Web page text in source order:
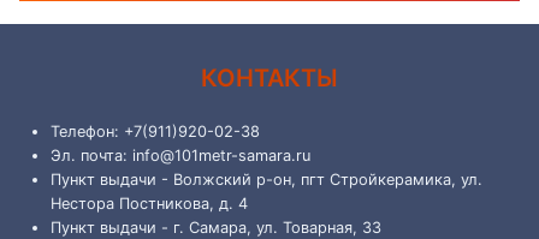
КОНТАКТЫ
Телефон: +7(911)920-02-38
Эл. почта: info@101metr-samara.ru
Пункт выдачи - Волжский р-он, пгт Стройкерамика, ул.
Нестора Постникова, д. 4
Пункт выдачи - г. Самара, ул. Товарная, 33